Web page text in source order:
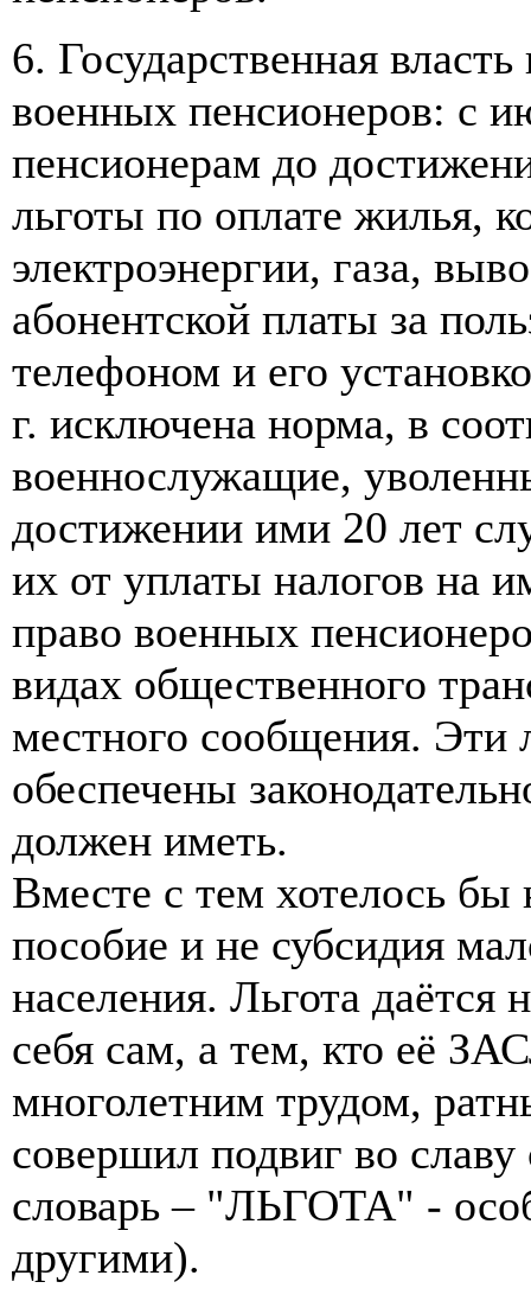
6. Государственная
военных пенсионеров: с
пенсионерам до
льготы по оплате жилья,
электроэнергии, газа,
абонентской платы за
телефоном и его
г. исключена норма, в
военнослужащие,
достижении ими 20 лет
их от уплаты налогов на
право военных
видах общественного
местного сообщения. Эти
обеспечены
должен иметь.
Вместе с тем хотелось бы
пособие и не субсидия
населения. Льгота даётся
себя сам, а тем, кто её
многолетним трудом,
совершил подвиг во
словарь – "ЛЬГОТА" -
другими).